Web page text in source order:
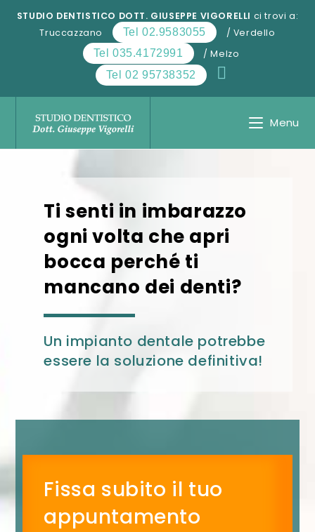
STUDIO DENTISTICO DOTT. GIUSEPPE VIGORELLI ci trovi a:
Truccazzano
Tel 02.9583055
/ Verdello
Tel 035.4172991
/ Melzo
Tel 02 95738352
Menu
Ti senti in imbarazzo
ogni volta che apri
bocca perché ti
mancano dei denti?
Un impianto dentale potrebbe
essere la soluzione definitiva!
Fissa subito il tuo
appuntamento